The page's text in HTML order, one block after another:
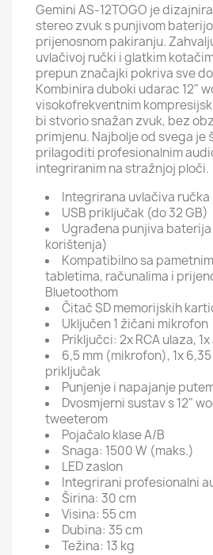
Gemini AS-12TOGO je
stereo zvuk s punjivom
prijenosnom pakiranju.
uvlačivoj ručki i glatkim
prepun značajki pokriva sve
Kombinira duboki udarac 12"
visokofrekventnim
bi stvorio snažan zvuk, bez
primjenu. Najbolje od svega je
prilagoditi profesionalnim
integriranim na stražnjoj ploči.
Integrirana uvlačiva ručka
USB priključak (do 32 GB)
Ugrađena punjiva
korištenja)
Kompatibilno sa
tabletima, računalima i
Bluetoothom
Čitač SD memorijskih
Uključen 1 žičani mikrofon
Priključci: 2x RCA ulaza,
6,5 mm (mikrofon), 1x
priključak
Punjenje i napajanje
Dvosmjerni sustav s 12"
tweeterom
Pojačalo klase A/B
Snaga: 1500 W (maks.)
LED zaslon
Integrirani profesionalni
Širina: 30 cm
Visina: 55 cm
Dubina: 35 cm
Težina: 13 kg